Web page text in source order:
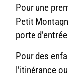
Pour une
Petit
porte
Pour des
l’itinérance